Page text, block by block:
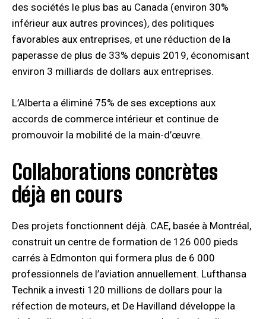
des sociétés le plus bas au Canada (environ 30%
inférieur aux autres provinces), des politiques
favorables aux entreprises, et une réduction de la
paperasse de plus de 33% depuis 2019, économisant
environ 3 milliards de dollars aux entreprises.
L’Alberta a éliminé 75% de ses exceptions aux
accords de commerce intérieur et continue de
promouvoir la mobilité de la main-d’œuvre.
Collaborations concrètes
déjà en cours
Des projets fonctionnent déjà. CAE, basée à Montréal,
construit un centre de formation de 126 000 pieds
carrés à Edmonton qui formera plus de 6 000
professionnels de l’aviation annuellement. Lufthansa
Technik a investi 120 millions de dollars pour la
réfection de moteurs, et De Havilland développe la